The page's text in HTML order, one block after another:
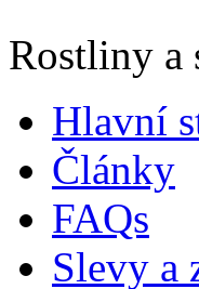
Rostliny a
Hlavní
Články
FAQs
Slevy a